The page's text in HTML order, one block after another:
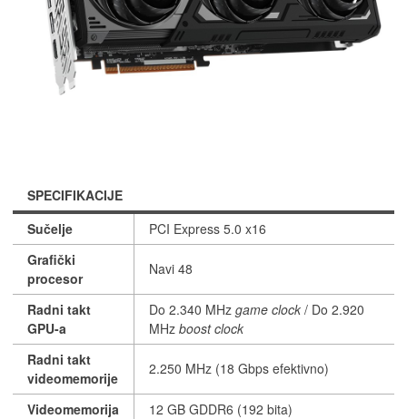
SPECIFIKACIJE
Sučelje
PCI Express 5.0 x16
Grafički
procesor
Navi 48
Radni takt
GPU-a
Do 2.340 MHz game clock / Do 2.920
MHz boost clock
Radni takt
videomemorije
2.250 MHz (18 Gbps efektivno)
Videomemorija
12 GB GDDR6 (192 bita)